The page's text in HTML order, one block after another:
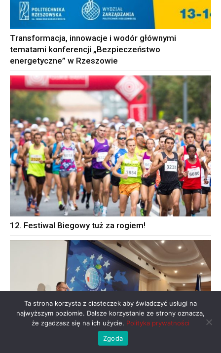
Transformacja, innowacje i wodór głównymi
tematami konferencji „Bezpieczeństwo
energetyczne” w Rzeszowie
12. Festiwal Biegowy tuż za rogiem!
Ta strona korzysta z ciasteczek aby świadczyć usługi na
najwyższym poziomie. Dalsze korzystanie ze strony oznacza,
że zgadzasz się na ich użycie. Polityka prywatności
Zgoda